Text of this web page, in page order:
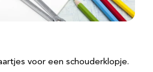
voor een schouderklopje.